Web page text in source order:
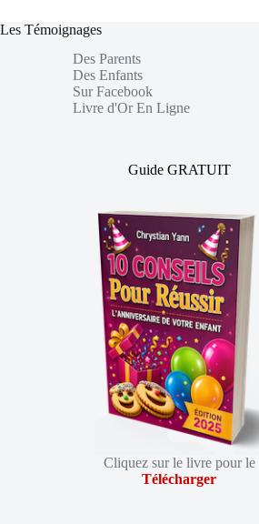
Les Témoignages
Des Parents
Des Enfants
Sur Facebook
Livre d'Or En Ligne
Guide GRATUIT
Cliquez sur le livre pour le
Télécharger